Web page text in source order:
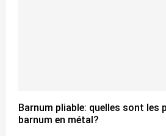
Barnum pliable: quelles sont les
barnum en métal?